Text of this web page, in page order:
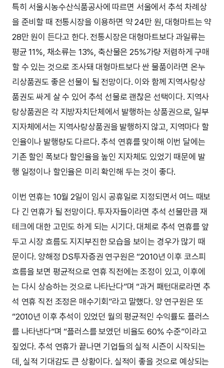
특히 서울시농수산식품공사에 따르면 서울에서 추석 차례상
을 준비할 때 전통시장을 이용하면 약 24만 원, 대형마트는 약
28만 원이 든다고 한다. 전통시장은 대형마트보다 과일류는
평균 11%, 채소류는 13%, 축산물은 25%가량 저렴하게 구매
할 수 있는 것으로 조사돼 대형마트보다 싼 물품이라면 온누
리상품권도 좋은 선물이 될 전망이다. 이와 함께 지역사랑상
품권도 싸게 살 수 있어 추석 선물로 괜찮은 선택이다. 지역사
랑상품권은 각 지방자치단체에서 발행하는 상품권으로, 일부
지자체에서는 지역사랑상품권을 발행하지 않고, 지역마다 할
인율이나 발행량도 다르다. 추석 연휴를 맞이해 이번 달에는
기존 할인 폭보다 할인율을 높인 지자체도 있었기 때문에 발
행 일정이나 할인율은 미리 확인해 두는 것이 좋다.
이번 연휴는 10월 2일이 임시 공휴일로 지정되면서 여느 때보
다 긴 연휴가 될 전망이다. 투자자들이라면 추석 선물만큼 재
테크에 대한 고민도 하게 되는 시기다. 대체로 추석 연휴를 앞
두고 시장 흐름도 지지부진한 모습을 보이는 경우가 많기 때
문이다. 양해정 DS투자증권 연구원은 “2010년 이후 코스피
흐름을 보면 평균적으로 연휴 직전에는 조정이 있고, 이후에
는 다시 상승하는 것으로 나타난다”며 “과거 패턴대로라면 추
석 연휴 직전 조정은 매수기회”라고 말했다. 양 연구원은 또
“2010년 이후 추석이 있었던 월의 평균적인 수익률도 플러스
를 나타낸다”며 “플러스를 보였던 비율도 60% 수준”이라고
짚었다. 추석 연휴가 끝나면 기업들의 실적 시즌이 시작되는
데, 실적 기대감도 큰 상황이다. 실적이 좋을 것으로 예상되는